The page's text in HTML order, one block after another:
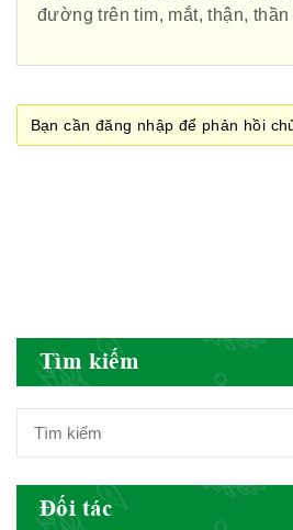
đường trên tim, mắt, thận,
Bạn cần đăng nhập để phản hồi
Tìm kiếm
Đối tác
BYT
Hội Đông Y